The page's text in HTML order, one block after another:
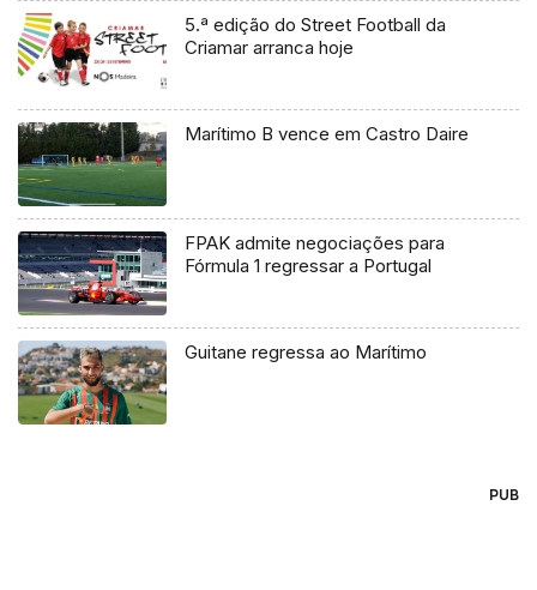
5.ª edição do Street Football da
Criamar arranca hoje
Marítimo B vence em Castro Daire
FPAK admite negociações para
Fórmula 1 regressar a Portugal
Guitane regressa ao Marítimo
PUB